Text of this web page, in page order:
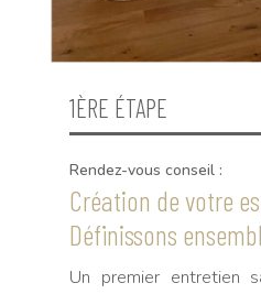
1ÈRE ÉTAPE
Rendez-vous conseil :
Création de votre
Définissons
Un premier entretien